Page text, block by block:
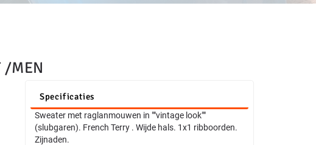
/MEN
Specificaties
Sweater met raglanmouwen in ""vintage look""
(slubgaren). French Terry . Wijde hals. 1x1 ribboorden.
Zijnaden.